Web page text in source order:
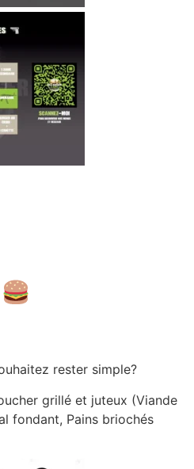
rester simple?
grillé et juteux (Viande
fondant, Pains briochés